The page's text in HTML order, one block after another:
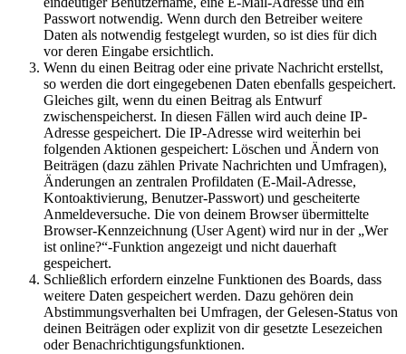
Passwort notwendig. Wenn durch den Betreiber weitere
Daten als notwendig festgelegt wurden, so ist dies für dich
vor deren Eingabe ersichtlich.
Wenn du einen Beitrag oder eine private Nachricht erstellst,
so werden die dort eingegebenen Daten ebenfalls gespeichert.
Gleiches gilt, wenn du einen Beitrag als Entwurf
zwischenspeicherst. In diesen Fällen wird auch deine IP-
Adresse gespeichert. Die IP-Adresse wird weiterhin bei
folgenden Aktionen gespeichert: Löschen und Ändern von
Beiträgen (dazu zählen Private Nachrichten und Umfragen),
Änderungen an zentralen Profildaten (E-Mail-Adresse,
Kontoaktivierung, Benutzer-Passwort) und gescheiterte
Anmeldeversuche. Die von deinem Browser übermittelte
Browser-Kennzeichnung (User Agent) wird nur in der „Wer
ist online?“-Funktion angezeigt und nicht dauerhaft
gespeichert.
Schließlich erfordern einzelne Funktionen des Boards, dass
weitere Daten gespeichert werden. Dazu gehören dein
Abstimmungsverhalten bei Umfragen, der Gelesen-Status von
deinen Beiträgen oder explizit von dir gesetzte Lesezeichen
oder Benachrichtigungsfunktionen.